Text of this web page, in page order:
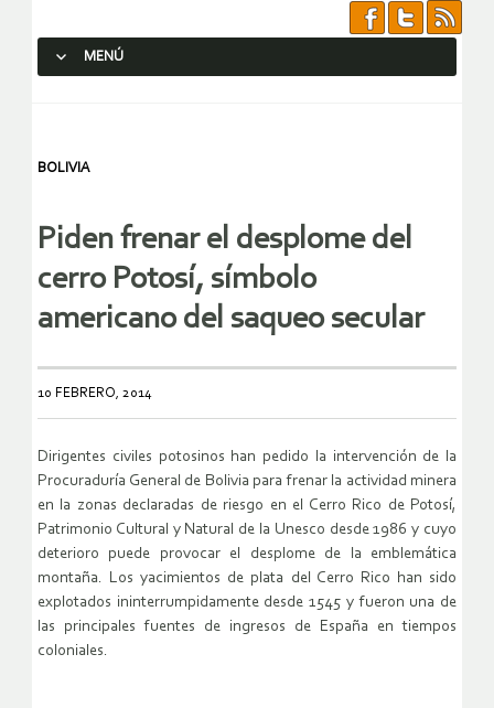
MENÚ
BOLIVIA
Piden frenar el desplome del
cerro Potosí, símbolo
americano del saqueo secular
10 FEBRERO, 2014
Dirigentes civiles potosinos han pedido la intervención de la
Procuraduría General de Bolivia para frenar la actividad minera
en la zonas declaradas de riesgo en el Cerro Rico de Potosí,
Patrimonio Cultural y Natural de la Unesco desde 1986 y cuyo
deterioro puede provocar el desplome de la emblemática
montaña. Los yacimientos de plata del Cerro Rico han sido
explotados ininterrumpidamente desde 1545 y fueron una de
las principales fuentes de ingresos de España en tiempos
coloniales.